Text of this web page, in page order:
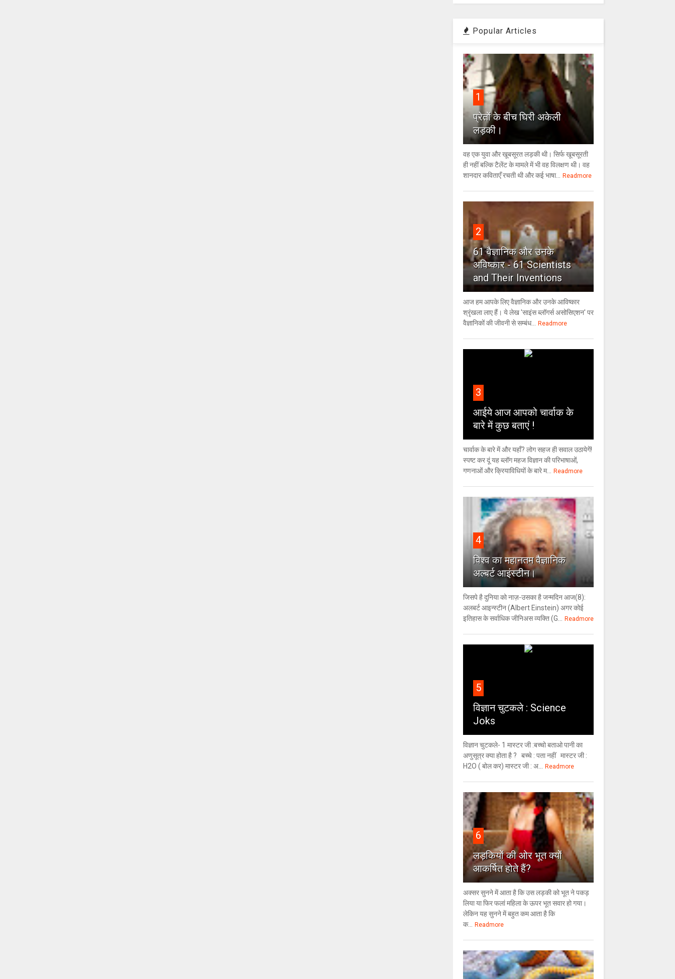
Popular Articles
1
प्रेतों के बीच घिरी अकेली
लड़की।
वह एक युवा और खूबसूरत लड़की थी। सिर्फ खूबसूरती
ही नहीं बल्कि टैलेंट के मामले में भी वह विलक्षण थी। वह
शानदार कविताएँ रचती थी और कई भाषा...
Readmore
2
61 वैज्ञानिक और उनके
अविष्कार - 61 Scientists
and Their Inventions
आज हम आपके लिए वैज्ञानिक और उनके आविष्कार
श्रृंखला लाए हैं। ये लेख 'साइंस ब्लॉगर्स असोसिएशन' पर
वैज्ञा‍निकों की जीवनी से सम्बंध...
Readmore
3
आईये आज आपको चार्वाक के
बारे में कुछ बताएं !
चार्वाक के बारे में और यहाँ? लोग सहज ही सवाल उठायेगें!
स्पष्ट कर दूं यह ब्लॉग महज विज्ञान की परिभाषाओं,
गणनाओं और क्रियाविधियों के बारे म...
Readmore
4
विश्‍व का महानतम वैज्ञानिक
अल्बर्ट आइंस्टीन।
जिसपे है दुनिया को नाज़-उसका है जन्मदिन आज(8):
अलबर्ट आइन्स्टीन (Albert Einstein) अगर कोई
इतिहास के सर्वाधिक जीनिअस व्यक्ति (G...
Readmore
5
विज्ञान चुटकले : Science
Joks
विज्ञान चुटकले- 1 मास्टर जी :बच्चो बताओ पानी का
अणुसूत्र क्या होता है ? बच्चे : पता नहीं मास्टर जी :
H2O ( बोल कर) मास्टर जी : अ...
Readmore
6
लड़कियों की ओर भूत क्‍यों
आकर्षित होते हैं?
अक्सर सुनने में आता है कि उस लड़की को भूत ने पकड़
लिया या फिर फलां महिला के ऊपर भूत सवार हो गया।
लेकिन यह सुनने में बहुत कम आता है कि
क...
Readmore